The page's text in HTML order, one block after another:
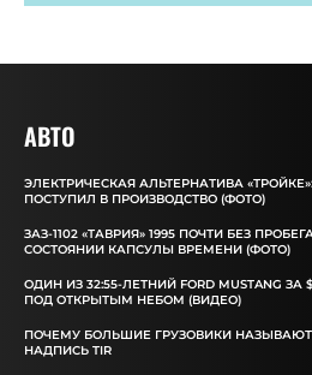
АВТО
ЭЛЕКТРИЧЕСКАЯ АЛЬТЕРНАТИВА
ПОСТУПИЛ В ПРОИЗВОДСТВО (ФОТО)
ЗАЗ-1102 «ТАВРИЯ» 1995 ПОЧТИ БЕЗ
СОСТОЯНИИ КАПСУЛЫ ВРЕМЕНИ (ФОТО)
ОДИН ИЗ 32:55-ЛЕТНИЙ FORD MUSTANG
ПОД ОТКРЫТЫМ НЕБОМ (ВИДЕО)
ПОЧЕМУ БОЛЬШИЕ ГРУЗОВИКИ НАЗЫВАЮТ
НАДПИСЬ TIR